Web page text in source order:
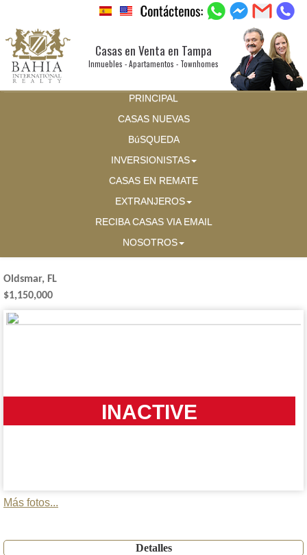
Casas en Venta en Tampa
Inmuebles - Apartamentos - Townhomes
PRINCIPAL
CASAS NUEVAS
BúSQUEDA
INVERSIONISTAS
CASAS EN REMATE
EXTRANJEROS
RECIBA CASAS VIA EMAIL
NOSOTROS
Oldsmar, FL
$1,150,000
INACTIVE
Más fotos...
Detalles